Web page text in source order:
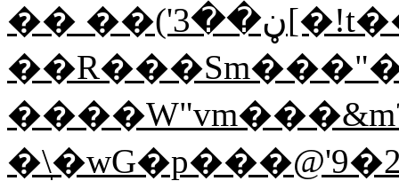
�� ��('ڼ��3[�!t���~5�;p�X�=
��R���Sm���